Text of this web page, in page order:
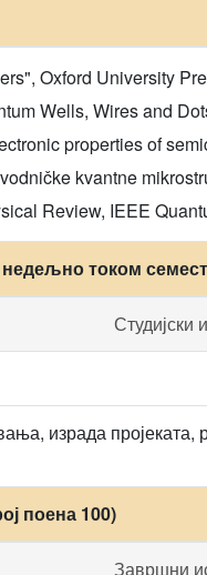
Oxford University
Wells, Wires and
properties of
kvantne
Review, IEEE
недељно током
Студијски
израда пројеката,
поена 100)
Завршни